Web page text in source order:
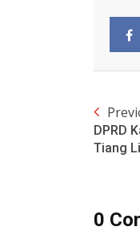
DPRD
Tiang
0